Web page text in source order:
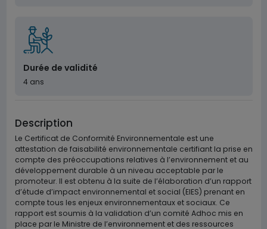
Durée de validité
4 ans
Description
Le Certificat de Conformité Environnementale est une
attestation de faisabilité environnementale certifiant la prise en
compte des préoccupations relatives à l’environnement et au
développement durable à un niveau acceptable par le
promoteur. Il est obtenu à la suite de l’élaboration d’un rapport
d’étude d’impact environnemental et social (EIES) prenant en
compte tous les enjeux environnementaux et sociaux. Ce
rapport est soumis à la validation d’un comité Adhoc mis en
place par le Ministre de l’environnement et des ressources